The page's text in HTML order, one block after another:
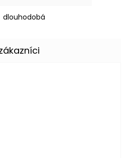
dlouhodobá